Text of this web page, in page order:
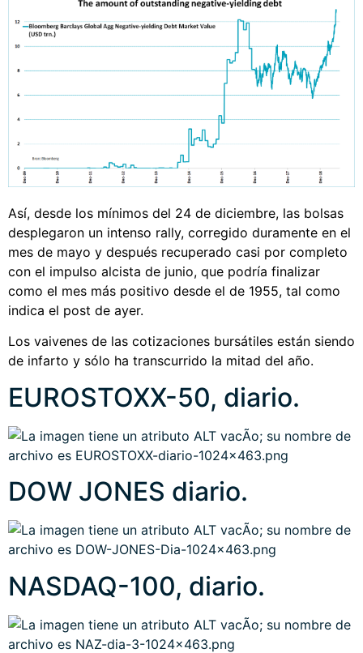
Así, desde los mínimos del 24 de diciembre, las bolsas
desplegaron un intenso rally, corregido duramente en el
mes de mayo y después recuperado casi por completo
con el impulso alcista de junio, que podría finalizar
como el mes más positivo desde el de 1955, tal como
indica el post de ayer.
Los vaivenes de las cotizaciones bursátiles están siendo
de infarto y sólo ha transcurrido la mitad del año.
EUROSTOXX-50, diario.
DOW JONES diario.
NASDAQ-100, diario.